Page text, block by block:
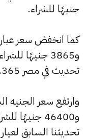
جنيهًا للشراء.
تحديث في مصر 365.
تحديثنا السابق